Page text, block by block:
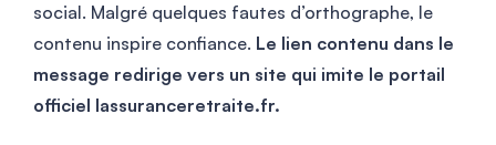
social. Malgré quelques fautes d’orthographe, le
contenu inspire confiance. Le lien contenu dans le
message redirige vers un site qui imite le portail
officiel lassuranceretraite.fr.